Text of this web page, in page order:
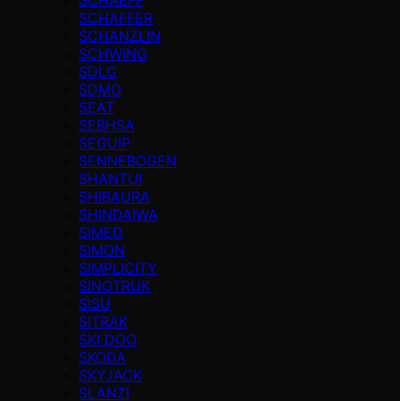
SCHAFFER
SCHANZLIN
SCHWING
SDLG
SDMO
SEAT
SEBHSA
SEGUIP
SENNEBOGEN
SHANTUI
SHIBAURA
SHINDAIWA
SIMED
SIMON
SIMPLICITY
SINOTRUK
SISU
SITRAK
SKI DOO
SKODA
SKYJACK
SLANZI